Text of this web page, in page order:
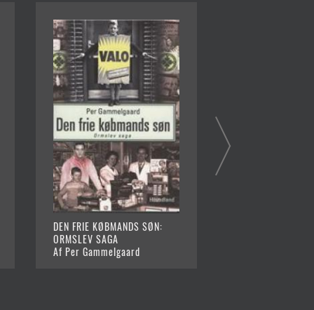
DEN FRIE KØBMANDS SØN:
ORMSLEV SAGA
Af Per Gammelgaard